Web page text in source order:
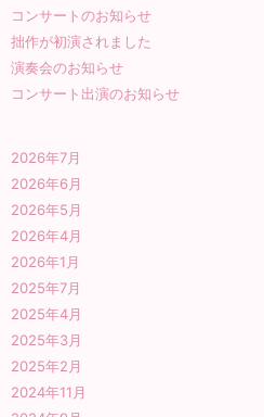
コンサートのお知らせ
拙作が初演されました
演奏会のお知らせ
コンサート出演のお知らせ
2026年7月
2026年6月
2026年5月
2026年4月
2026年1月
2025年7月
2025年4月
2025年3月
2025年2月
2024年11月